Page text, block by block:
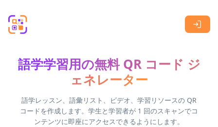
語学学習用の無料 QR コード ジ
ェネレーター
語学レッスン、語彙リスト、ビデオ、学習リソースの QR
コードを作成します。学生と学習者が 1 回のスキャンでコ
ンテンツに即座にアクセスできるようにします。